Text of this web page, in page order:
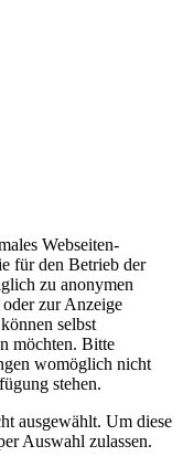
Webseiten-
für den Betrieb der
zu anonymen
zur Anzeige
selbst
möchten. Bitte
womöglich nicht
stehen.
ausgewählt. Um diese
Auswahl zulassen.